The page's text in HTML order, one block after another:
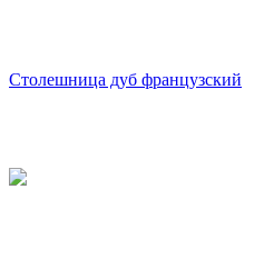
Столешница дуб французский